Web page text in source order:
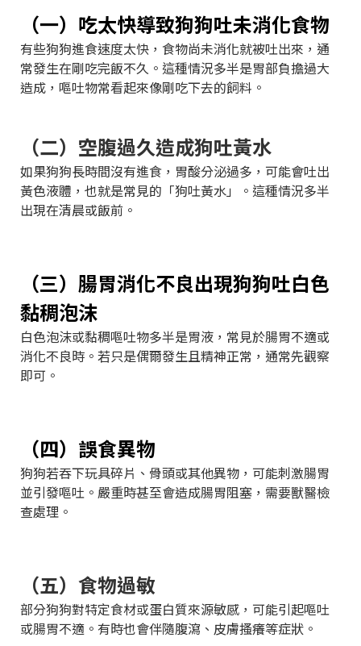
（一）吃太快導致狗狗吐未消化食物
有些狗狗進食速度太快，食物尚未消化就被吐出來，通
常發生在剛吃完飯不久。這種情況多半是胃部負擔過大
造成，嘔吐物常看起來像剛吃下去的飼料。
（二）空腹過久造成狗吐黃水
如果狗狗長時間沒有進食，胃酸分泌過多，可能會吐出
黃色液體，也就是常見的「狗吐黃水」。這種情況多半
出現在清晨或飯前。
（三）腸胃消化不良出現狗狗吐白色
黏稠泡沫
白色泡沫或黏稠嘔吐物多半是胃液，常見於腸胃不適或
消化不良時。若只是偶爾發生且精神正常，通常先觀察
即可。
（四）誤食異物
狗狗若吞下玩具碎片、骨頭或其他異物，可能刺激腸胃
並引發嘔吐。嚴重時甚至會造成腸胃阻塞，需要獸醫檢
查處理。
（五）食物過敏
部分狗狗對特定食材或蛋白質來源敏感，可能引起嘔吐
或腸胃不適。有時也會伴隨腹瀉、皮膚搔癢等症狀。